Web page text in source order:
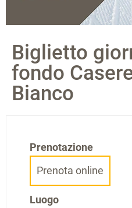
Biglietto
fondo
Bianco
Prenotazione
Prenota online
Luogo